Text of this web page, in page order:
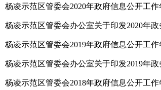
杨凌示范区管委会2020年政府信息公开工
杨凌示范区管委会办公室关于印发2020年政务
杨凌示范区管委会2019年政府信息公开工
杨凌示范区管委会办公室关于印发2019年政务
杨凌示范区管委会2018年政府信息公开工